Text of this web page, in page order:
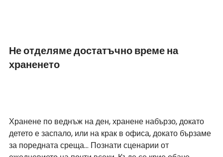
Не отделяме достатъчно време на
храненето
Хранене по веднъж на ден, хранене набързо, докато
детето е заспало, или на крак в офиса, докато бързаме
за поредната среща... Познати сценарии от